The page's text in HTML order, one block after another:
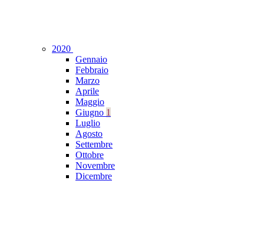
2020
Gennaio
Febbraio
Marzo
Aprile
Maggio
Giugno 1
Luglio
Agosto
Settembre
Ottobre
Novembre
Dicembre